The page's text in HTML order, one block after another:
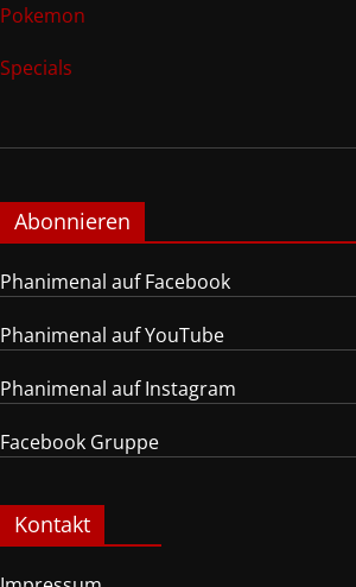
Pokemon
Specials
Abonnieren
Phanimenal auf Facebook
Phanimenal auf YouTube
Phanimenal auf Instagram
Facebook Gruppe
Kontakt